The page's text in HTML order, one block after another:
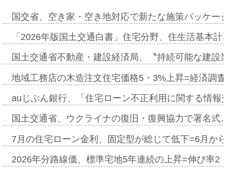
国交省、空き家・空き地対応で新たな施策パッケ
「2026年版国土交通白書」住宅分野、住生活基本
国土交通省不動産・建設経済局、〝持続可能な建
地域工務店の木造注文住宅価格5・3%上昇=経済調
auじぶん銀行、「住宅ローン不正利用に関する情
国土交通省、ウクライナの復旧・復興協力で署名
7月の住宅ローン金利、固定型が総じて低下=6月か
2026年分路線価、標準宅地5年連続の上昇=伸び率